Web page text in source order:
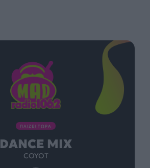
ΠΑΙΖΕΙ ΤΩΡΑ
DANCE MIX
COYOT